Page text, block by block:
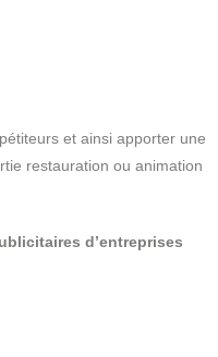
et ainsi apporter une
restauration ou animation
d’entreprises